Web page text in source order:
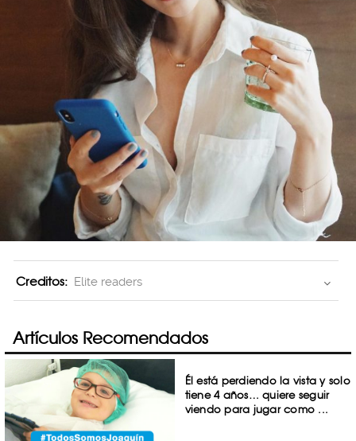
Creditos: Elite readers
Artículos Recomendados
Él está perdiendo la vista y solo
tiene 4 años… quiere seguir
viendo para jugar como ...